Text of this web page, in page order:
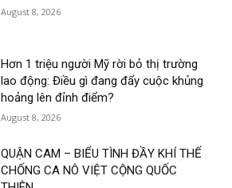
August 8, 2026
Hơn 1 triệu người Mỹ rời bỏ thị trường
lao động: Điều gì đang đẩy cuộc khủng
hoảng lên đỉnh điểm?
August 8, 2026
QUẬN CAM – BIỂU TÌNH ĐẦY KHÍ THẾ
CHỐNG CA NÔ VIỆT CỘNG QUỐC